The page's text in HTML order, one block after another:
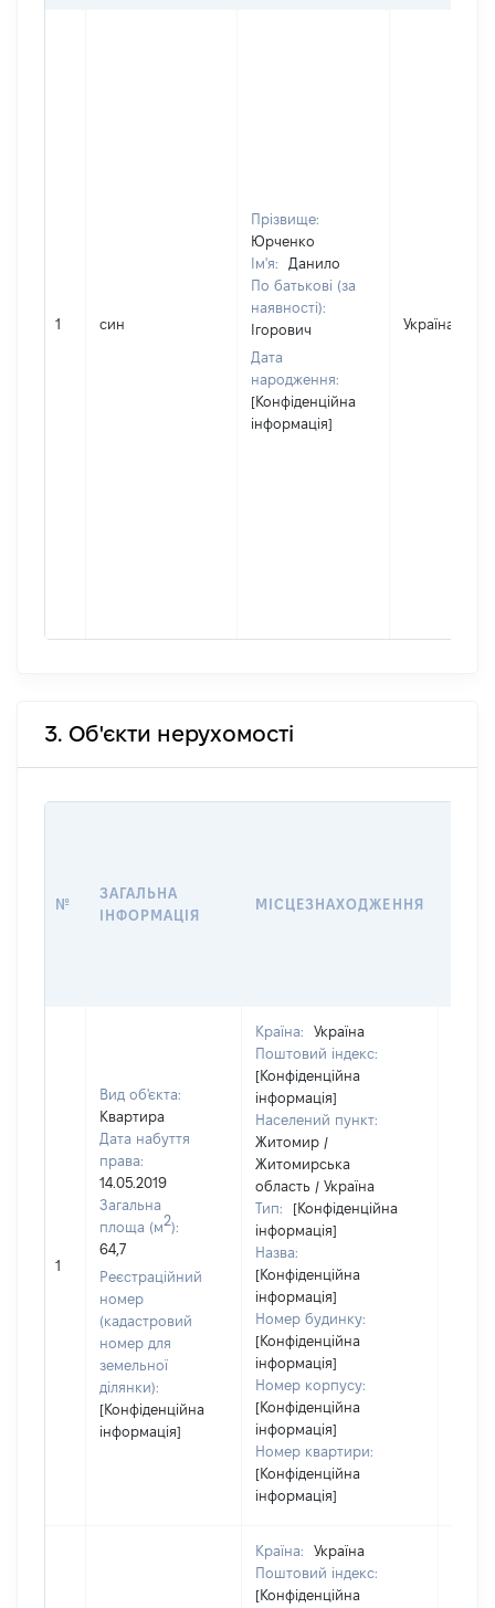
1 син
Прізвище:
Юрченко
Ім'я:
Данило
По батькові (за
наявності):
Ігорович
Дата
народження:
[Конфіденційна
інформація]
Україна
3. Об'єкти нерухомості
№
ЗАГАЛЬНА
ІНФОРМАЦІЯ
МІСЦЕЗНАХОДЖЕННЯ
1
Вид об'єкта:
Квартира
Дата набуття
права:
14.05.2019
Загальна
площа (м2):
64,7
Реєстраційний
номер
(кадастровий
номер для
земельної
ділянки):
[Конфіденційна
інформація]
Країна:
Україна
Поштовий індекс:
[Конфіденційна
інформація]
Населений пункт:
Житомир /
Житомирська
область / Україна
Тип:
[Конфіденційна
інформація]
Назва:
[Конфіденційна
інформація]
Номер будинку:
[Конфіденційна
інформація]
Номер корпусу:
[Конфіденційна
інформація]
Номер квартири:
[Конфіденційна
інформація]
Країна:
Україна
Поштовий індекс:
[Конфіденційна